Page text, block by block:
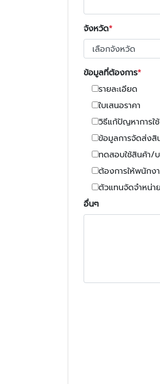
จังหวัด
ข้อมูลที่ต้องการ
รายละเอียด
ใบเสนอราคา
วิธีแก้ปัญหาการใ
ข้อมูลการจัดส่งสิ
ทดสอบใช้สินค้า/
ต้องการให้พนัก
ตัวแทนจัดจำหน่าย
อื่นๆ